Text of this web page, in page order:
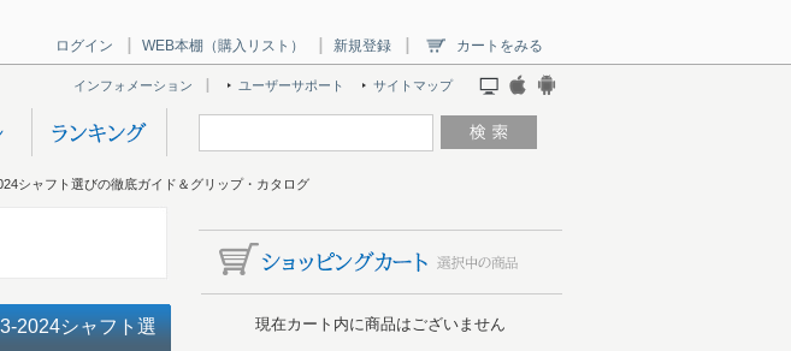
ログイン WEB本棚（購入リスト） 新規登録 カートをみる
インフォメーション ユーザーサポート サイトマップ
シャフト選びの徹底ガイド＆グリップ・カタログ
2024シャフト選
現在カート内に商品はございません